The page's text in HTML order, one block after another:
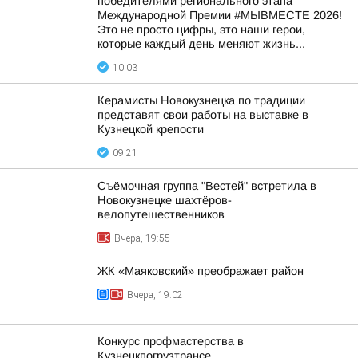
Международной Премии #МЫВМЕСТЕ 2026!
Это не просто цифры, это наши герои,
которые каждый день меняют жизнь...
10:03
Керамисты Новокузнецка по традиции
представят свои работы на выставке в
Кузнецкой крепости
09:21
Съёмочная группа "Вестей" встретила в
Новокузнецке шахтёров-
велопутешественников
Вчера, 19:55
ЖК «Маяковский» преображает район
Вчера, 19:02
Конкурс профмастерства в